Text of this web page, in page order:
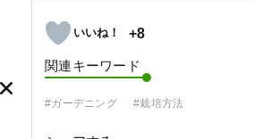
+8
関連キーワード
#ガーデニング #栽培方法